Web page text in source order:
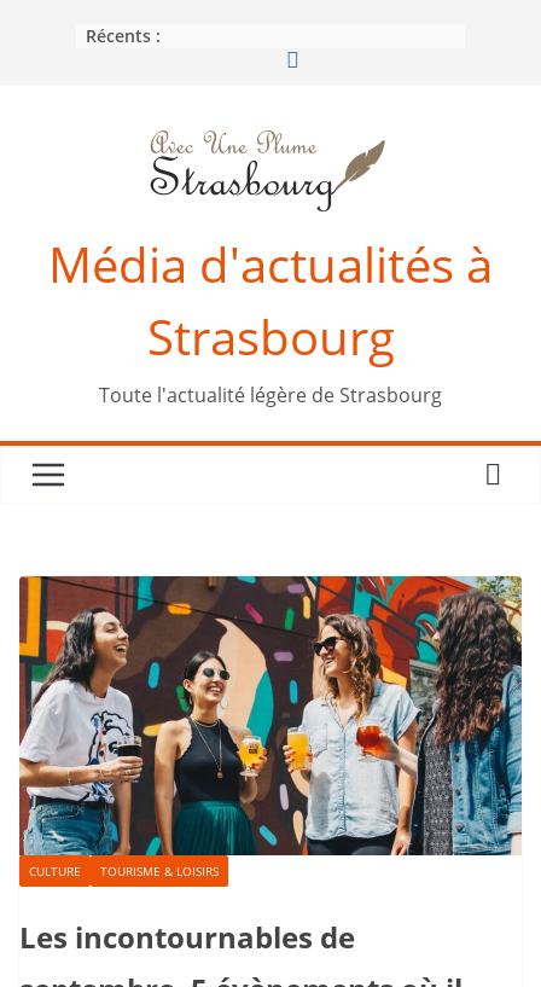
Récents :
Média d'actualités à
Strasbourg
Toute l'actualité légère de Strasbourg
CULTURE TOURISME & LOISIRS
Les incontournables de